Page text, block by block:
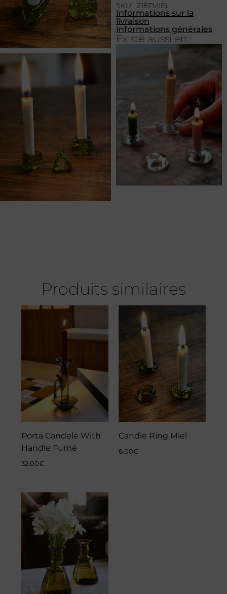
SKU : 218TMIEL
Informations sur la
livraison
Informations générales
Existe aussi en...
Produits similaires
Porta Candele With
Handle Fumé
32.00€
Candle Ring Miel
6.00€